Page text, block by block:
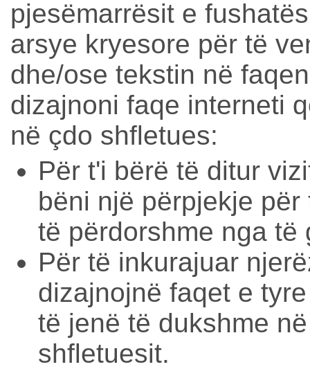
pjesëmarrësit e
arsye kryesore për të
dhe/ose tekstin në
dizajnoni faqe interneti
në çdo shfletues:
Për t'i bërë të ditur
bëni një përpjekje
të përdorshme nga të
Për të inkurajuar
dizajnojnë faqet e
të jenë të dukshme
shfletuesit.